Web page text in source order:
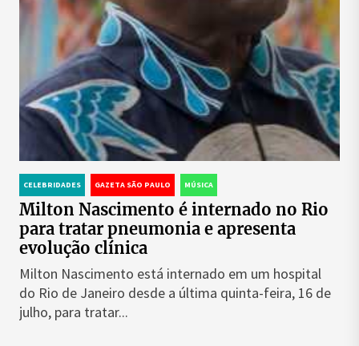
CELEBRIDADES GAZETA SÃO PAULO MÚSICA
Milton Nascimento é internado no Rio
para tratar pneumonia e apresenta
evolução clínica
Milton Nascimento está internado em um hospital
do Rio de Janeiro desde a última quinta-feira, 16 de
julho, para tratar...